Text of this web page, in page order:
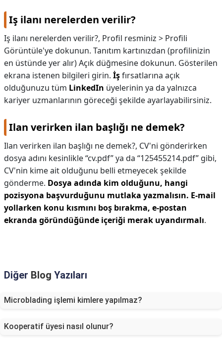
Iş ilanı nerelerden verilir?
Iş ilanı nerelerden verilir?, Profil resminiz > Profili
Görüntüle'ye dokunun. Tanıtım kartınızdan (profilinizin
en üstünde yer alır) Açık düğmesine dokunun. Gösterilen
ekrana istenen bilgileri girin. İşfırsatlarına açık
olduğunuzu tüm LinkedIn üyelerinin ya da yalnızca
kariyer uzmanlarının göreceği şekilde ayarlayabilirsiniz.
Ilan verirken ilan başlığı ne demek?
Ilan verirken ilan başlığı ne demek?, CV'ni gönderirken
dosya adını kesinlikle “cv.pdf” ya da “125455214.pdf” gibi,
CV'nin kime ait olduğunu belli etmeyecek şekilde
gönderme. Dosya adında kim olduğunu, hangi
pozisyona başvurduğunu mutlaka yazmalısın. E-mail
yollarken konu kısmını boş bırakma, e-postan
ekranda göründüğünde içeriği merak uyandırmalı.
Diğer Blog Yazıları
Microblading işlemi kimlere yapılmaz?
Kooperatif üyesi nasıl olunur?